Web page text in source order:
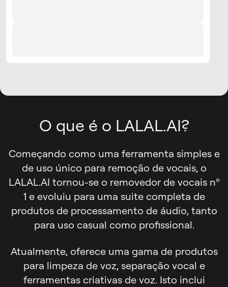
O que é o LALAL.AI?
Começando como uma ferramenta simples e
de uso único para remoção de vocais, o
LALAL.AI tornou-se o removedor de vocais nº
1 e evoluiu para uma suite completa de
produtos de processamento de áudio, tanto
para uso casual como profissional.
Atualmente, oferece uma gama de produtos
para limpeza de voz, separação vocal e
ferramentas criativas de voz. Isto inclui